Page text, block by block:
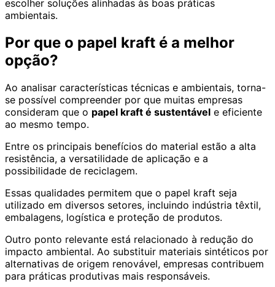
escolher soluções alinhadas às boas práticas
ambientais.
Por que o papel kraft é a melhor
opção?
Ao analisar características técnicas e ambientais, torna-
se possível compreender por que muitas empresas
consideram que o papel kraft é sustentável e eficiente
ao mesmo tempo.
Entre os principais benefícios do material estão a alta
resistência, a versatilidade de aplicação e a
possibilidade de reciclagem.
Essas qualidades permitem que o papel kraft seja
utilizado em diversos setores, incluindo indústria têxtil,
embalagens, logística e proteção de produtos.
Outro ponto relevante está relacionado à redução do
impacto ambiental. Ao substituir materiais sintéticos por
alternativas de origem renovável, empresas contribuem
para práticas produtivas mais responsáveis.